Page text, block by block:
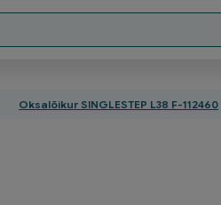
Oksalõikur SINGLESTEP L38 F-112460